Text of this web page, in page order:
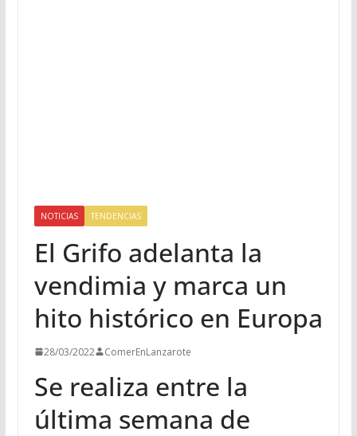
NOTICIAS TENDENCIAS
El Grifo adelanta la
vendimia y marca un
hito histórico en Europa
28/03/2022 ComerEnLanzarote
Se realiza entre la
última semana de